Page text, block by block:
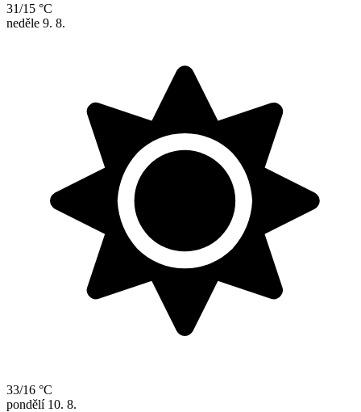
31/15 °C
neděle 9. 8.
33/16 °C
pondělí 10. 8.